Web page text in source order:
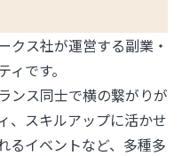
クス社が運営する副業・
です。
ンス同士で横の繋がりが
、スキルアップに活かせ
るイベントなど、多種多